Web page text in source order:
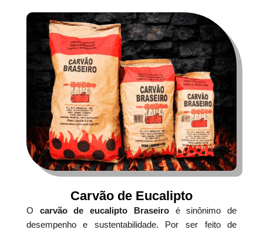
Carvão de Eucalipto
O carvão de eucalipto Braseiroé sinônimo de
desempenho e sustentabilidade. Por ser feito de